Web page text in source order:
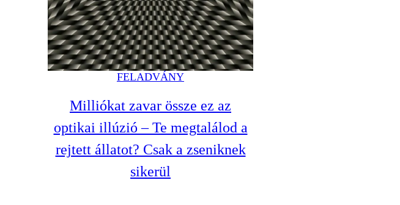
FELADVÁNY
Milliókat zavar össze ez az
optikai illúzió – Te megtalálod a
rejtett állatot? Csak a zseniknek
sikerül